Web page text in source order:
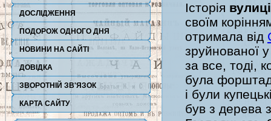
ДОСЛІДЖЕННЯ
ПОДОРОЖ ОДНОГО ДНЯ
НОВИНИ НА САЙТІ
ДОВІДКА
ЗВОРОТНІЙ ЗВ'ЯЗОК
КАРТА САЙТУ
Історія
своїм
отримала від
зруйнованої
за все, тоді,
була
і були
був з дерева